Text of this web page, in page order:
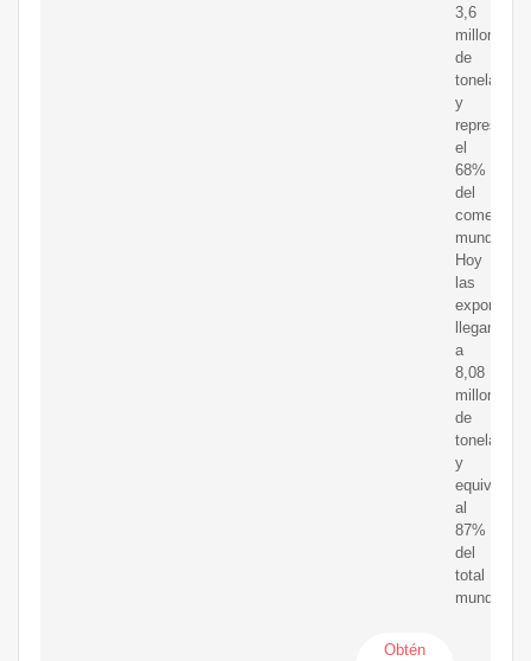
3,6
millones
de
toneladas
y
el
68%
del
comercio
mundial.
Hoy
las
llegan
a
8,08
millones
de
toneladas
y
equivalen
al
87%
del
total
mundial.
Obtén